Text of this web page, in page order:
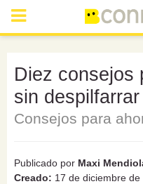
Diez consejos
sin despilfarrar
Consejos para
Publicado por Maxi
Creado: 17 de diciembre